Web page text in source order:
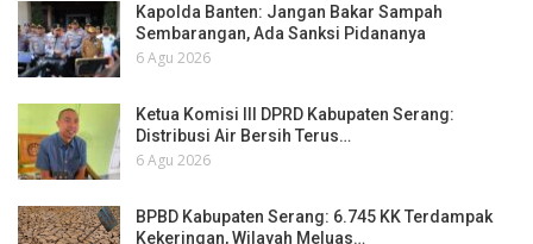
Kapolda Banten: Jangan Bakar Sampah
Sembarangan, Ada Sanksi Pidananya
6 Agu 2026
Ketua Komisi III DPRD Kabupaten Serang:
Distribusi Air Bersih Terus…
6 Agu 2026
BPBD Kabupaten Serang: 6.745 KK Terdampak
Kekeringan, Wilayah Meluas…